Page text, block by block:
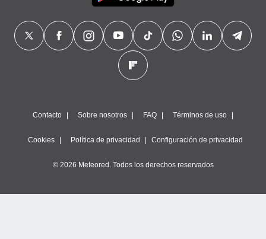
Contacto Sobre nosotros FAQ Términos de uso
Cookies Política de privacidad Configuración de privacidad
© 2026 Meteored. Todos los derechos reservados